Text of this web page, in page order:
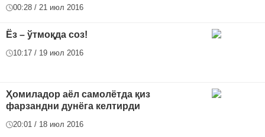
00:28 / 21 июл 2016
Ёз – ўтмоқда соз!
10:17 / 19 июл 2016
Ҳомиладор аёл самолётда қиз
фарзандни дунёга келтирди
20:01 / 18 июл 2016